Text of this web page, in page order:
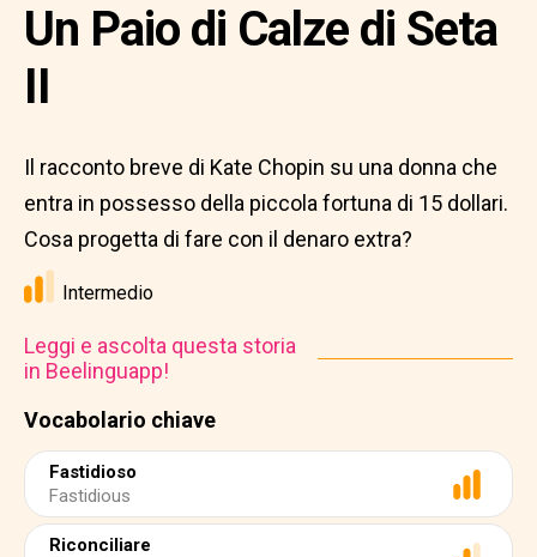
Vocabolario chiave
Fastidioso
Fastidious
Riconciliare
Un Paio di Calze di Seta
II
Il racconto breve di Kate Chopin su una donna che
entra in possesso della piccola fortuna di 15 dollari.
Cosa progetta di fare con il denaro extra?
Intermedio
Leggi e ascolta questa storia
in Beelinguapp!